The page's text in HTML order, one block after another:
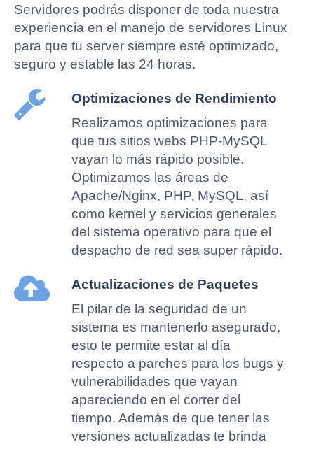
Servidores podrás disponer de toda nuestra
experiencia en el manejo de servidores Linux
para que tu server siempre esté optimizado,
seguro y estable las 24 horas.
Optimizaciones de Rendimiento
Realizamos optimizaciones para
que tus sitios webs PHP-MySQL
vayan lo más rápido posible.
Optimizamos las áreas de
Apache/Nginx, PHP, MySQL, así
como kernel y servicios generales
del sistema operativo para que el
despacho de red sea super rápido.
Actualizaciones de Paquetes
El pilar de la seguridad de un
sistema es mantenerlo asegurado,
esto te permite estar al día
respecto a parches para los bugs y
vulnerabilidades que vayan
apareciendo en el correr del
tiempo. Además de que tener las
versiones actualizadas te brinda